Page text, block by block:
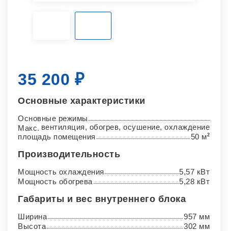
35 200 ₽
Основные характеристики
Основные режимы
вентиляция, обогрев, осушение, охлаждение
Макс.
площадь помещения
50 м2
Производительность
Мощность охлаждения
5,57 кВт
Мощность обогрева
5,28 кВт
Габариты и вес внутреннего блока
Ширина
957 мм
Высота
302 мм